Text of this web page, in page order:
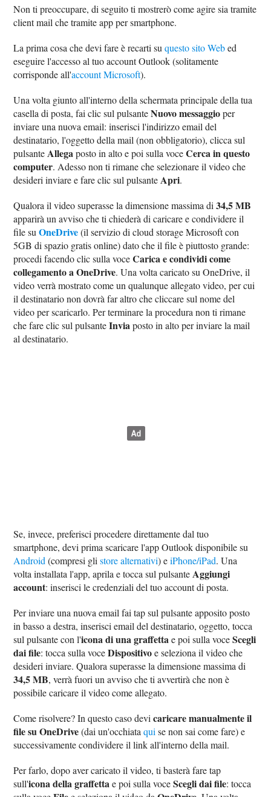
Non ti preoccupare, di seguito ti mostrerò come agire sia tramite
client mail che tramite app per smartphone.
La prima cosa che devi fare è recarti suquesto sito Webed
eseguire l'accesso al tuo account Outlook (solitamente
corrisponde all'account Microsoft).
Una volta giunto all'interno della schermata principale della tua
casella di posta, fai clic sul pulsanteNuovo messaggioper
inviare una nuova email: inserisci l'indirizzo email del
destinatario, l'oggetto della mail (non obbligatorio), clicca sul
pulsante Allegaposto in alto e poi sulla voceCerca in questo
computer. Adesso non ti rimane che selezionare il video che
desideri inviare e fare clic sul pulsante Apri.
Qualora il video superasse la dimensione massima di34,5 MB
apparirà un avviso che ti chiederà di caricare e condividere il
file suOneDrive(il servizio di cloud storage Microsoft con
5GB di spazio gratis online) dato che il file è piuttosto grande:
procedi facendo clic sulla voceCarica e condividi come
collegamento a OneDrive. Una volta caricato su OneDrive, il
video verrà mostrato come un qualunque allegato video, per cui
il destinatario non dovrà far altro che cliccare sul nome del
video per scaricarlo. Per terminare la procedura non ti rimane
che fare clic sul pulsanteInviaposto in alto per inviare la mail
al destinatario.
Se, invece, preferisci procedere direttamente dal tuo
smartphone, devi prima scaricare l'app Outlook disponibile su
Android (compresi glistore alternativi) eiPhone/iPad. Una
volta installata l'app, aprila e tocca sul pulsante Aggiungi
account: inserisci le credenziali del tuo account di posta.
Per inviare una nuova email fai tap sul pulsante apposito posto
in basso a destra, inserisci email del destinatario, oggetto, tocca
sul pulsante con l'icona di una graffettae poi sulla voceScegli
dai file: tocca sulla voceDispositivoe seleziona il video che
desideri inviare. Qualora superasse la dimensione massima di
34,5 MB, verrà fuori un avviso che ti avvertirà che non è
possibile caricare il video come allegato.
Come risolvere? In questo caso devicaricare manualmente il
file su OneDrive(dai un'occhiataqui se non sai come fare) e
successivamente condividere il link all'interno della mail.
Per farlo, dopo aver caricato il video, ti basterà fare tap
sull'icona della graffettae poi sulla voceScegli dai file: tocca